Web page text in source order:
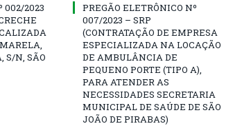
002/2023
S/N, SÃO
PREGÃO ELETRÔNICO Nº
007/2023 – SRP
(CONTRATAÇÃO DE EMPRESA
ESPECIALIZADA NA LOCAÇÃO
DE AMBULÂNCIA DE
PEQUENO PORTE (TIPO A),
PARA ATENDER AS
NECESSIDADES SECRETARIA
MUNICIPAL DE SAÚDE DE SÃO
JOÃO DE PIRABAS)